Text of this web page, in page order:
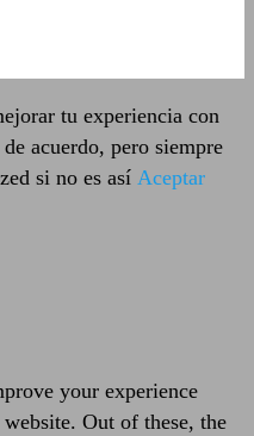
tu experiencia con
acuerdo, pero siempre
si no es así Aceptar
your experience
Out of these, the